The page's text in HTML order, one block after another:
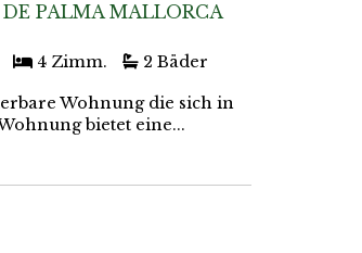
PALMA MALLORCA
4 Zimm. 2 Bäder
Wohnung die sich in
bietet eine...